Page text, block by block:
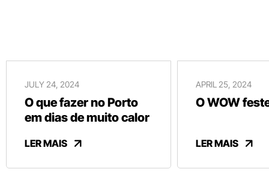
JULY 24, 2024
O que fazer no Porto
em dias de muito calor
LER MAIS
APRIL 25, 2024
O WOW
LER MAIS